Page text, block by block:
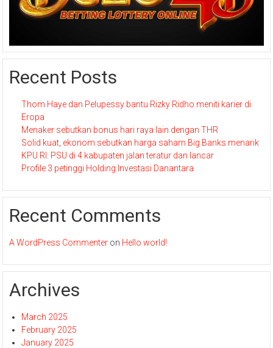
Recent Posts
Thom Haye dan Pelupessy bantu Rizky Ridho meniti karier di
Eropa
Menaker sebutkan bonus hari raya lain dengan THR
Solid kuat, ekonom sebutkan harga saham Big Banks menarik
KPU RI: PSU di 4 kabupaten jalan teratur dan lancar
Profile 3 petinggi Holding Investasi Danantara
Recent Comments
A WordPress Commenter on Hello world!
Archives
March 2025
February 2025
January 2025